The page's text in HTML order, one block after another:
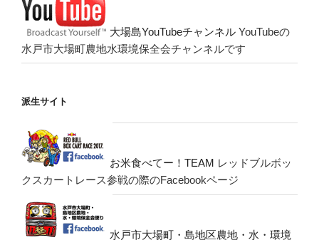
大場島YouTubeチャンネル YouTubeの
水戸市大場町農地水環境保全会チャンネルです
派生サイト
お米食べてー！TEAM レッドブルボッ
クスカートレース参戦の際のFacebookページ
水戸市大場町・島地区農地・水・環境